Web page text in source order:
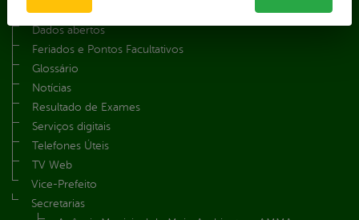
Contato
Dados abertos
Feriados e Pontos Facultativos
Glossário
Notícias
Resultado de Exames
Serviços digitais
Telefones Úteis
TV Web
Vice-Prefeito
Secretarias